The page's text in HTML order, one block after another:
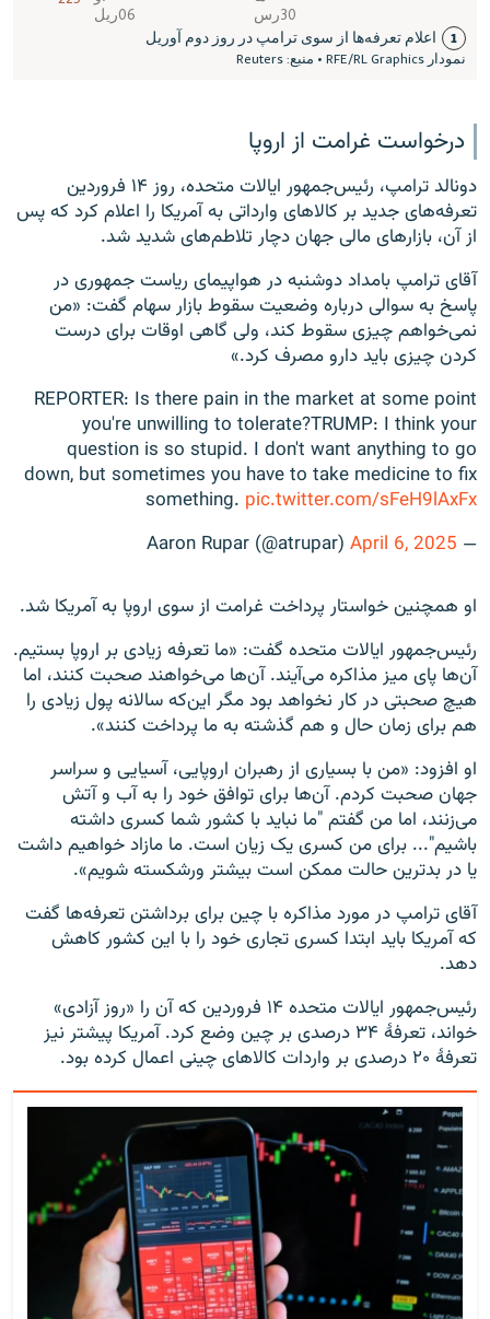
درخواست غرامت از اروپا
دونالد ترامپ، رئیس‌جمهور ایالات متحده، روز ۱۴ فروردین
تعرفه‌های جدید بر کالاهای وارداتی به آمریکا را اعلام کرد که پس
از آن، بازارهای مالی جهان دچار تلاطم‌های شدید شد.
آقای ترامپ بامداد دوشنبه در هواپیمای ریاست جمهوری در
پاسخ به سوالی درباره وضعیت سقوط بازار سهام گفت: «من
نمی‌خواهم چیزی سقوط کند، ولی گاهی اوقات برای درست
کردن چیزی باید دارو مصرف کرد.»
REPORTER: Is there pain in the market at some point
you're unwilling to tolerate?TRUMP: I think your
question is so stupid. I don't want anything to go
down, but sometimes you have to take medicine to fix
something. pic.twitter.com/sFeH9lAxFx
— Aaron Rupar (@atrupar)
April 6, 2025
او همچنین خواستار پرداخت غرامت از سوی اروپا به آمریکا شد.
رئیس‌جمهور ایالات متحده گفت: «ما تعرفه زیادی بر اروپا بستیم.
آ‌ن‌ها پای میز مذاکره می‌آیند. آن‌ها می‌خواهند صحبت کنند، اما
هیچ صحبتی در کار نخواهد بود مگر این‌که سالانه پول زیادی را
هم برای زمان حال و هم گذشته به ما پرداخت کنند».
او افزود: «من با بسیاری از رهبران اروپایی، آسیایی و سراسر
جهان صحبت کردم. آن‌ها برای توافق خود را به آب و آتش
می‌زنند، اما من گفتم "ما نباید با کشور شما کسری داشته
باشیم"... برای من کسری یک زیان است. ما مازاد خواهیم داشت
یا در بدترین حالت ممکن است بیشتر ورشکسته شویم».
آقای ترامپ در مورد مذاکره با چین برای برداشتن تعرفه‌ها گفت
که آمریکا باید ابتدا کسری تجاری خود را با این کشور کاهش
دهد.
رئیس‌جمهور ایالات متحده ۱۴ فروردین که آن را «روز آزادی»
خواند، تعرفهٔ ۳۴ درصدی بر چین وضع کرد. آمریکا پیشتر نیز
تعرفهٔ ۲۰ درصدی بر واردات کالاهای چینی اعمال کرده بود.